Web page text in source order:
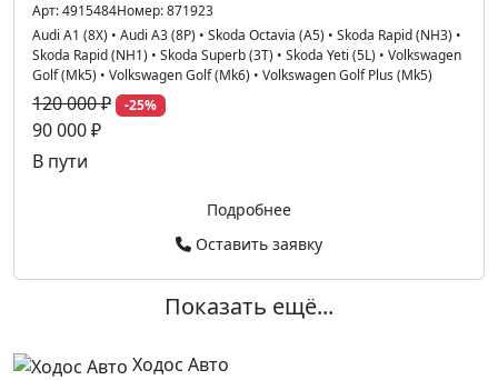
Арт:4915484Номер:871923
Audi A1 (8X) • Audi A3 (8P) • Skoda Octavia (A5) • Skoda Rapid (NH3) •
Skoda Rapid (NH1) • Skoda Superb (3T) • Skoda Yeti (5L) • Volkswagen
Golf (Mk5) • Volkswagen Golf (Mk6) • Volkswagen Golf Plus (Mk5)
120 000 ₽ -25%
90 000 ₽
В пути
Подробнее
Оставить заявку
Показать ещё...
Ходос Авто